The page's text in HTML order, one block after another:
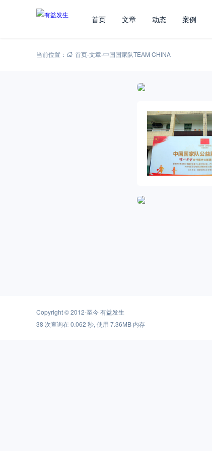
首页 文章 动态 案例
当前位置： 首页-文章-中国国家队TEAM CHINA
Copyright © 2012-至今有益发生
38 次查询在 0.062 秒, 使用 7.36MB 内存